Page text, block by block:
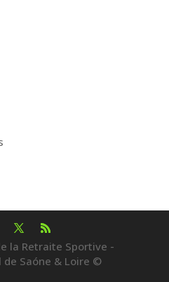
la Retraite Sportive -
Saóne & Loire ©